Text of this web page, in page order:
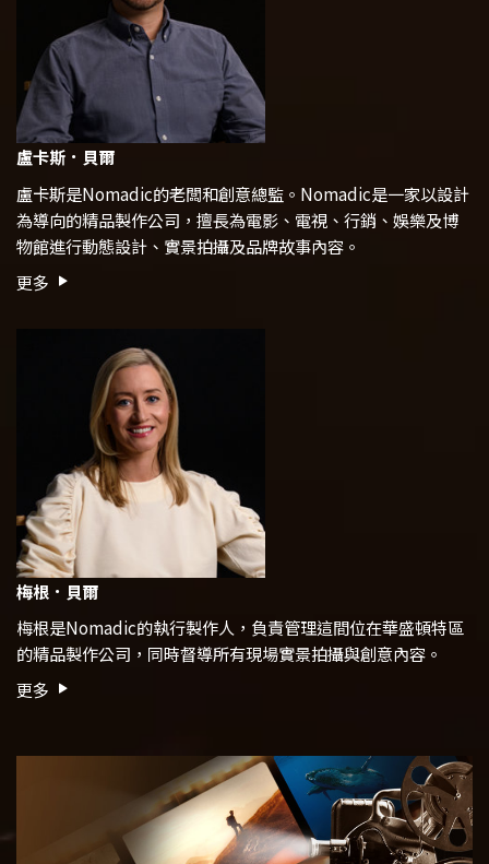
盧卡斯．貝爾
盧卡斯是Nomadic的老闆和創意總監。Nomadic是一家以設計
為導向的精品製作公司，擅長為電影、電視、行銷、娛樂及博
物館進行動態設計、實景拍攝及品牌故事內容。
更多
梅根．貝爾
梅根是Nomadic的執行製作人，負責管理這間位在華盛頓特區
的精品製作公司，同時督導所有現場實景拍攝與創意內容。
更多